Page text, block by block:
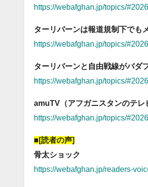
https://webafghan.jp/topics/
ターリバーンは報道規制下でも
https://webafghan.jp/topics/
ターリバーンと自由戦線がバダ
https://webafghan.jp/topics/
amuTV（アフガニスタンのテレ
https://webafghan.jp/topics/
■[読者の声]
骨太ショック
https://webafghan.jp/readers-